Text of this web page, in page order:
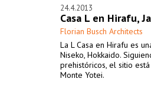
24.4.2013
Casa L en Hirafu,
Florian Busch Architects
La L Casa en Hirafu es
Niseko, Hokkaido.
prehistóricos, el sitio
Monte Yotei.